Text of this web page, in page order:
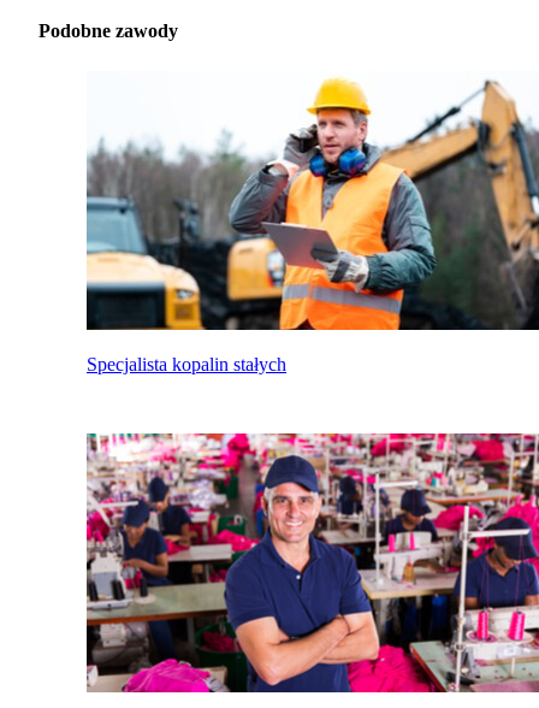
Podobne zawody
Specjalista kopalin stałych